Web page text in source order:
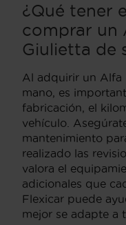
¿Qué tener
comprar un
Giulietta de
Al adquirir un Alfa
mano, es
fabricación, el
vehículo.
mantenimiento
realizado las
valora el
adicionales que
Flexicar puede
mejor se adapte a